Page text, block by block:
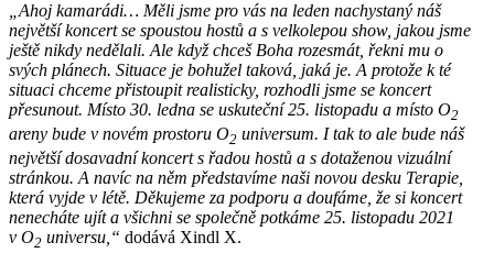
„Ahoj kamarádi… Měli jsme pro vás na leden nachystaný náš
největší koncert se spoustou hostů a s velkolepou show, jakou jsme
ještě nikdy nedělali. Ale když chceš Boha rozesmát, řekni mu o
svých plánech. Situace je bohužel taková, jaká je. A protože k té
situaci chceme přistoupit realisticky, rozhodli jsme se koncert
přesunout. Místo 30. ledna se uskuteční 25. listopadu a místo O2
areny bude v novém prostoru O2 universum. I tak to ale bude náš
největší dosavadní koncert s řadou hostů a s dotaženou vizuální
stránkou. A navíc na něm představíme naši novou desku Terapie,
která vyjde v létě. Děkujeme za podporu a doufáme, že si koncert
nenecháte ujít a všichni se společně potkáme 25. listopadu 2021
v O2 universu,“ dodává Xindl X.